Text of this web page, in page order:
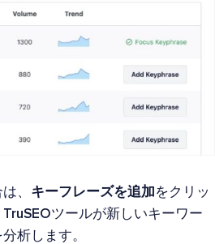
、 キーフレーズを追加 をクリッ
TruSEOツールが新しいキーワー
析します。